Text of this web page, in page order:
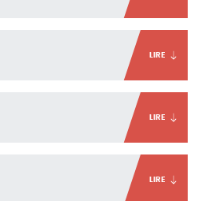
LIRE
LIRE
LIRE